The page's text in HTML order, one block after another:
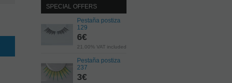
SPECIAL OFFERS
Pestaña postiza
129
6€
21.00% VAT included
Pestaña postiza
237
3€